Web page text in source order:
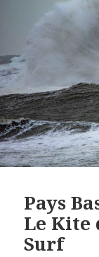
Pays
Le Kite
Surf